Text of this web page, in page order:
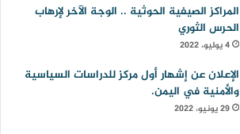
المراكز الصيفية الحوثية .. الوجة الآخر لإرهاب
الحرس الثوري
4 يوليو، 2022
الإعلان عن إشهار أول مركز للدراسات السياسية
والأمنية في اليمن.
29 يونيو، 2022